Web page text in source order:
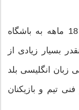
در تاریخ 9 اسفند 1400 با قرارداد 18 ماهه به باشگاه
بسیار زیادی از
زبان انگلیسی بلد
تیم و بازیکنان